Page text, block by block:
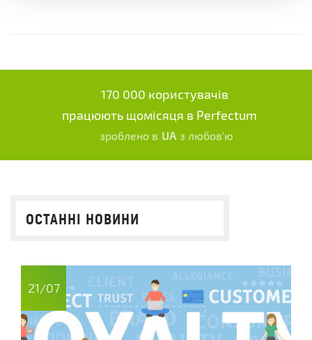
170 000 користувачів
працюють щомісяця в Perfectum
зроблено в UA з любов'ю
ОСТАННІ НОВИНИ
21/07